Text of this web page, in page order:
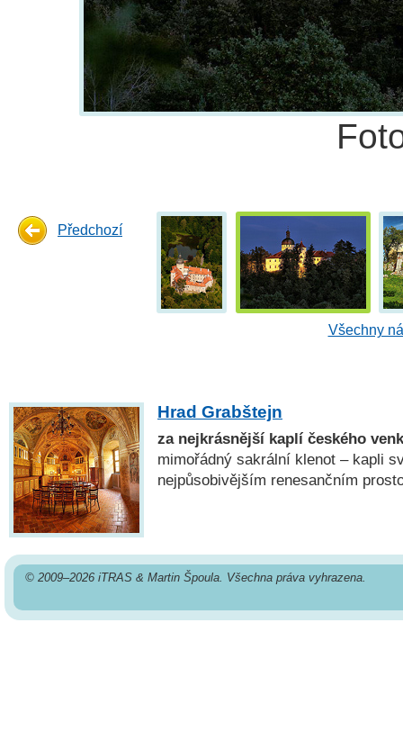
Předchozí
Všechny
Hrad Grabštejn
za nejkrásnější kaplí českého
mimořádný sakrální klenot – kapli
nejpůsobivějším renesančním
© 2009–2026 iTRAS & Martin Špoula. Všechna práva vyhrazena.